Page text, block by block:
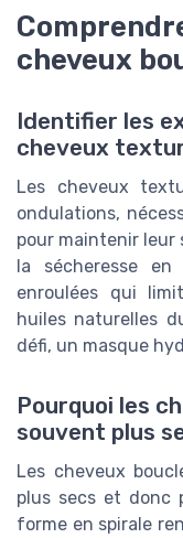
cheveux
Identifier les
cheveux
Les cheveux
ondulations,
pour maintenir leur
la sécheresse
enroulées qui
huiles naturelles
défi, un masque
Pourquoi les
souvent plus
Les cheveux
plus secs et donc
forme en spirale